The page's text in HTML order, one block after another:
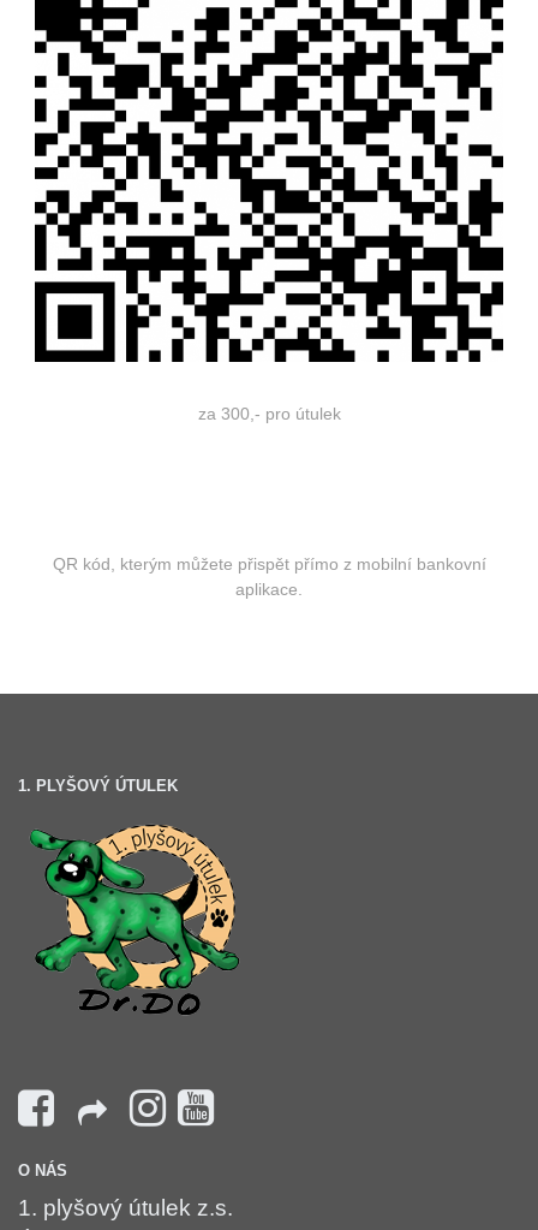
za 300,- pro útulek
QR kód, kterým můžete přispět přímo z mobilní bankovní
aplikace.
1. PLYŠOVÝ ÚTULEK
O NÁS
1. plyšový útulek z.s.